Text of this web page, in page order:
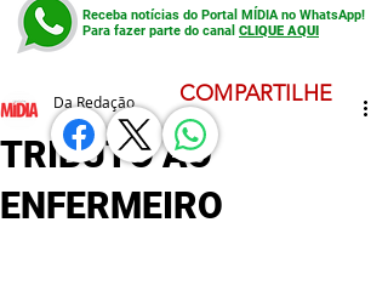
Receba notícias do Portal MÍDIA no WhatsApp!
Para fazer parte do canal CLIQUE AQUI
TRIBUTO AO
ENFERMEIRO
Da Redação COMPARTILHE